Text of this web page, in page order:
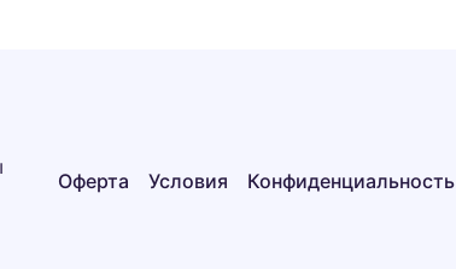
Оферта Условия Конфиденциальность